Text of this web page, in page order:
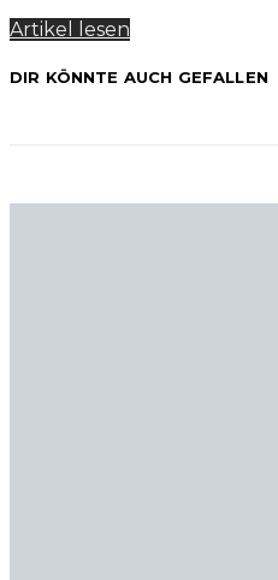
Artikel lesen
DIR KÖNNTE AUCH GEFALLEN